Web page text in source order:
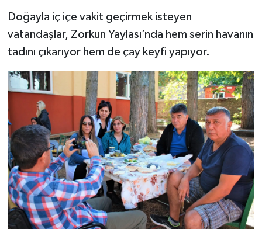
Doğayla iç içe vakit geçirmek isteyen
vatandaşlar, Zorkun Yaylası’nda hem serin havanın
tadını çıkarıyor hem de çay keyfi yapıyor.